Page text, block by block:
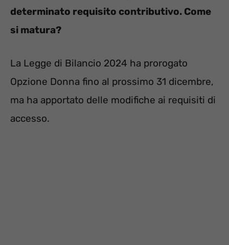
determinato requisito contributivo. Come
si matura?
La Legge di Bilancio 2024 ha prorogato
Opzione Donna fino al prossimo 31 dicembre,
ma ha apportato delle modifiche ai requisiti di
accesso.